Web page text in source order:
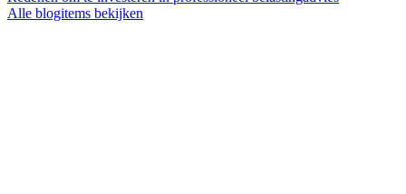
Alle blogitems bekijken